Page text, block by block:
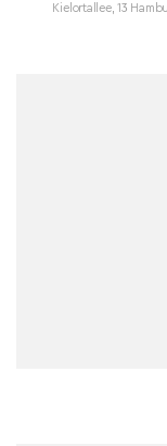
Kielortallee, 13